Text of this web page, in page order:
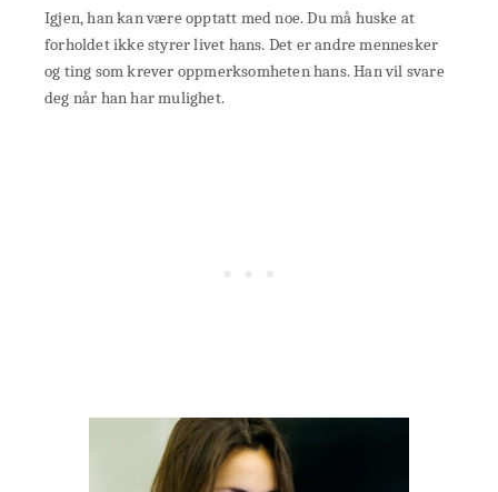
Igjen, han kan være opptatt med noe. Du må huske at
forholdet ikke styrer livet hans. Det er andre mennesker
og ting som krever oppmerksomheten hans. Han vil svare
deg når han har mulighet.